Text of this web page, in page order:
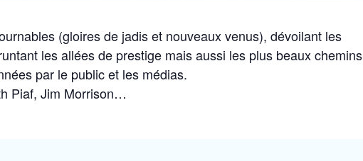
(gloires de jadis et nouveaux venus), dévoilant les
les allées de prestige mais aussi les plus beaux chemins
par le public et les médias.
Piaf, Jim Morrison…